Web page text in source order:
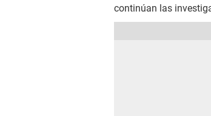
continúan las